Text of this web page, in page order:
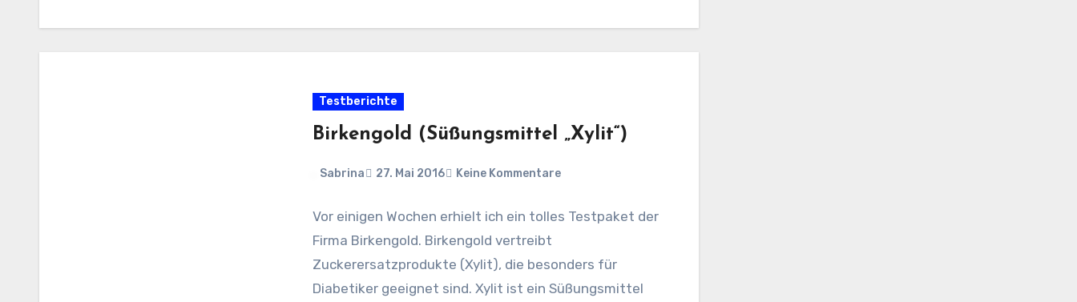
Testberichte
Birkengold (Süßungsmittel „Xylit“)
Sabrina 27. Mai 2016 Keine Kommentare
Vor einigen Wochen erhielt ich ein tolles Testpaket der
Firma Birkengold. Birkengold vertreibt
Zuckerersatzprodukte (Xylit), die besonders für
Diabetiker geeignet sind. Xylit ist ein Süßungsmittel